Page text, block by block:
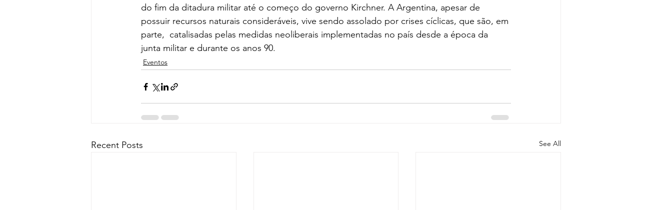
do fim da ditadura militar até o começo do governo Kirchner. A Argentina, apesar de
possuir recursos naturais consideráveis, vive sendo assolado por crises cíclicas, que são, em
parte,  catalisadas pelas medidas neoliberais implementadas no país desde a época da
junta militar e durante os anos 90.
Eventos
Recent Posts See All